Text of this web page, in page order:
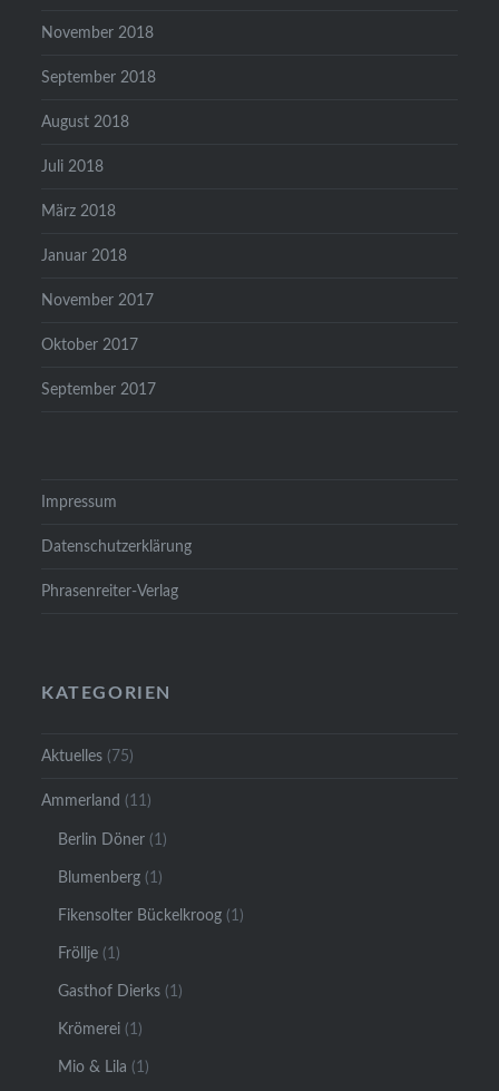
November 2018
September 2018
August 2018
Juli 2018
März 2018
Januar 2018
November 2017
Oktober 2017
September 2017
Impressum
Datenschutzerklärung
Phrasenreiter-Verlag
KATEGORIEN
Aktuelles (75)
Ammerland (11)
Berlin Döner (1)
Blumenberg (1)
Fikensolter Bückelkroog (1)
Fröllje (1)
Gasthof Dierks (1)
Krömerei (1)
Mio & Lila (1)